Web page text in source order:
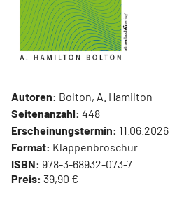
Autoren: Bolton, A. Hamilton
Seitenanzahl: 448
Erscheinungstermin: 11.06.2026
Format: Klappenbroschur
ISBN: 978-3-68932-073-7
Preis: 39,90 €